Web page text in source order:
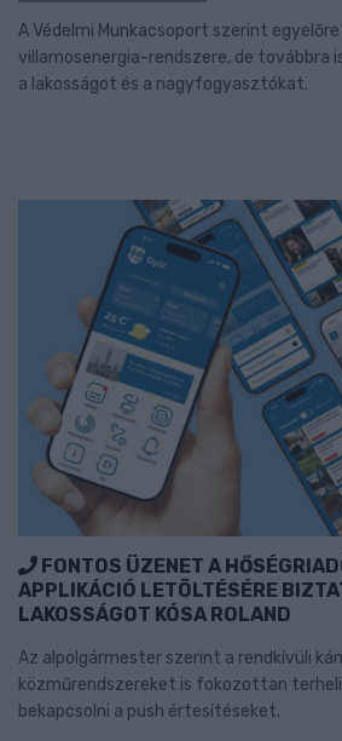
A Védelmi Munkacsoport szerint
villamosenergia-rendszere, de továbbra
a lakosságot és a nagyfogyasztókat.
FONTOS ÜZENET A
APPLIKÁCIÓ LETÖLTÉSÉRE
LAKOSSÁGOT KÓSA ROLAND
Az alpolgármester szerint a rendkívüli
közműrendszereket is fokozottan
bekapcsolni a push értesítéseket.